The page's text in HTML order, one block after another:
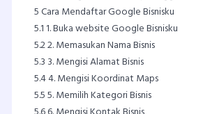
5Cara Mendaftar Google Bisnisku
5.11. Buka website Google Bisnisku
5.22. Memasukan Nama Bisnis
5.3 3. Mengisi Alamat Bisnis
5.44. Mengisi Koordinat Maps
5.55. Memilih Kategori Bisnis